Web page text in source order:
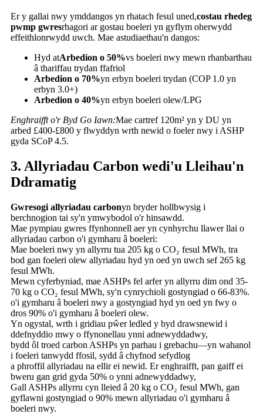
Er y gallai nwy ymddangos yn rhatach fesul uned,costau rhedeg
pwmp gwresrhagori ar gostau boeleri yn gyflym oherwydd
effeithlonrwydd uwch. Mae astudiaethau'n dangos:
Hyd atArbedion o 50%vs boeleri nwy mewn rhanbarthau
â thariffau trydan ffafriol
Arbedion o 70%yn erbyn boeleri trydan (COP 1.0 yn
erbyn 3.0+)
Arbedion o 40%yn erbyn boeleri olew/LPG
Enghraifft o'r Byd Go Iawn:Mae cartref 120m² yn y DU yn
arbed £400-£800 y flwyddyn wrth newid o foeler nwy i ASHP
gyda SCoP 4.5.
3. Allyriadau Carbon wedi'u Lleihau'n
Ddramatig
Gwresogi allyriadau carbonyn bryder hollbwysig i
berchnogion tai sy'n ymwybodol o'r hinsawdd.
Mae pympiau gwres ffynhonnell aer yn cynhyrchu llawer llai o
allyriadau carbon o'i gymharu â boeleri:
Mae boeleri nwy yn allyrru tua 205 kg o CO₂ fesul MWh, tra
bod gan foeleri olew allyriadau hyd yn oed yn uwch sef 265 kg
fesul MWh.
Mewn cyferbyniad, mae ASHPs fel arfer yn allyrru dim ond 35-
70 kg o CO₂ fesul MWh, sy'n cynrychioli gostyngiad o 66-83%.
o'i gymharu â boeleri nwy a gostyngiad hyd yn oed yn fwy o
dros 90% o'i gymharu â boeleri olew.
Yn ogystal, wrth i gridiau pŵer ledled y byd drawsnewid i
ddefnyddio mwy o ffynonellau ynni adnewyddadwy,
bydd ôl troed carbon ASHPs yn parhau i grebachu—yn wahanol
i foeleri tanwydd ffosil, sydd â chyfnod sefydlog
a phroffil allyriadau na ellir ei newid. Er enghraifft, pan gaiff ei
bweru gan grid gyda 50% o ynni adnewyddadwy,
Gall ASHPs allyrru cyn lleied â 20 kg o CO₂ fesul MWh, gan
gyflawni gostyngiad o 90% mewn allyriadau o'i gymharu â
boeleri nwy.